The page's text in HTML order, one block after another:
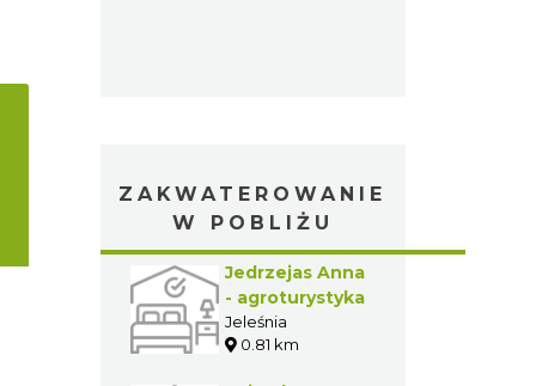
ZAKWATEROWANIE
W POBLIŻU
Jedrzejas Anna
- agroturystyka
Jeleśnia
0.81 km